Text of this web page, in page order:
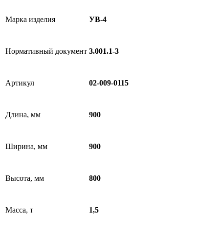
Марка изделия УВ-4
Нормативный документ 3.001.1-3
Артикул 02-009-0115
Длина, мм 900
Ширина, мм 900
Высота, мм 800
Масса, т 1,5